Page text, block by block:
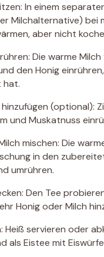
In einem
Milchalternative) bei
aber nicht
Die warme
den Honig
hat.
(optional):
und Muskatnuss
mischen: Die
in den
umrühren.
Den Tee
Honig oder Milch
Heiß servieren oder
als Eistee mit